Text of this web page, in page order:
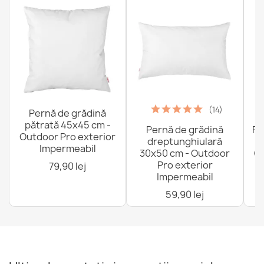
Pernă de grădină
pătrată 45x45 cm -
Outdoor Pro exterior
Impermeabil
79,90 lej
(14)
Pernă de grădină
dreptunghiulară
30x50 cm - Outdoor
Pro exterior
Impermeabil
59,90 lej